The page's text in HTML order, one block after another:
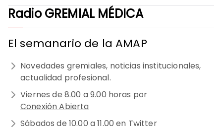
Radio GREMIAL MÉDICA
El semanario de la AMAP
Novedades gremiales, noticias institucionales,
actualidad profesional.
Viernes de 8.00 a 9.00 horas por
Conexión Abierta
Sábados de 10.00 a 11.00 en Twitter